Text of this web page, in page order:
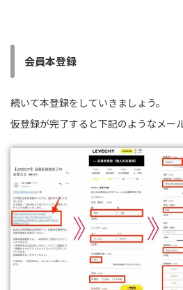
会員本登録
続いて本登録をしていきましょう。
仮登録が完了すると下記のようなメー